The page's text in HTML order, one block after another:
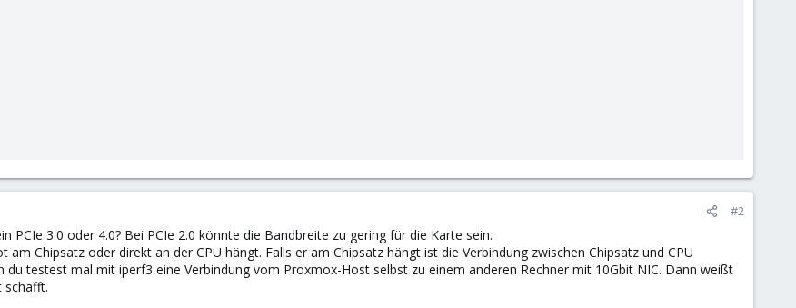
#2
PCIe 3.0 oder 4.0? Bei PCIe 2.0 könnte die Bandbreite zu gering für die Karte sein.
am Chipsatz oder direkt an der CPU hängt. Falls er am Chipsatz hängt ist die Verbindung zwischen Chipsatz und CPU
du testest mal mit iperf3 eine Verbindung vom Proxmox-Host selbst zu einem anderen Rechner mit 10Gbit NIC. Dann weißt
schafft.